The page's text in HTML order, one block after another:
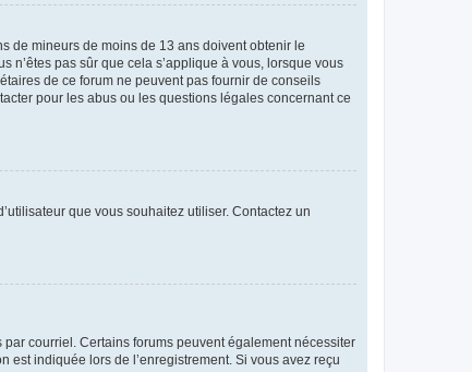
de mineurs de moins de 13 ans doivent obtenir le
n’êtes pas sûr que cela s’applique à vous, lorsque vous
de ce forum ne peuvent pas fournir de conseils
pour les abus ou les questions légales concernant ce
que vous souhaitez utiliser. Contactez un
courriel. Certains forums peuvent également nécessiter
indiquée lors de l’enregistrement. Si vous avez reçu